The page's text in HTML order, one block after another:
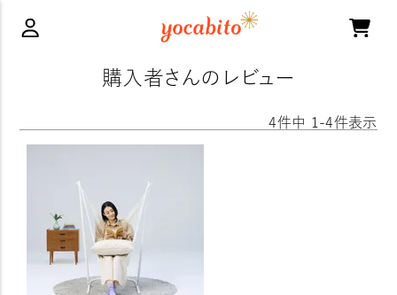
購入者さんのレビュー
4件中 1 -4件表示